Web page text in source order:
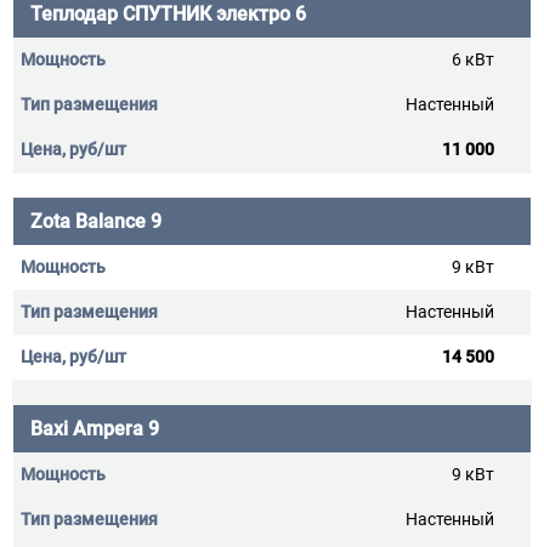
Теплодар СПУТНИК электро 6
6 кВт
Настенный
11 000
Zota Balance 9
9 кВт
Настенный
14 500
Baxi Ampera 9
9 кВт
Настенный